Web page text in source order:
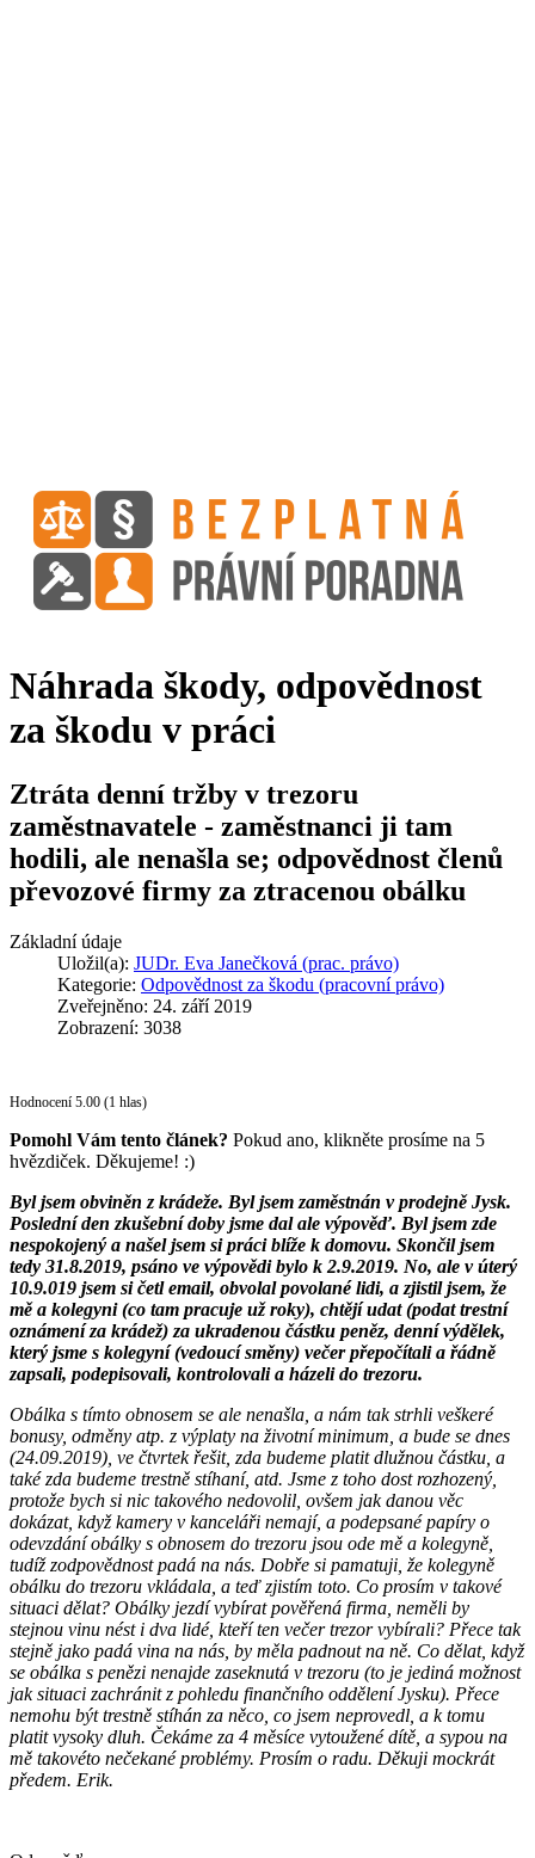
Náhrada škody, odpovědnost
za škodu v práci
Ztráta denní tržby v trezoru
zaměstnavatele - zaměstnanci ji tam
hodili, ale nenašla se; odpovědnost členů
převozové firmy za ztracenou obálku
Základní údaje
Uložil(a): JUDr. Eva Janečková (prac. právo)
Kategorie: Odpovědnost za škodu (pracovní právo)
Zveřejněno: 24. září 2019
Zobrazení: 3038
Hodnocení 5.00 (1 hlas)
Pomohl Vám tento článek? Pokud ano, klikněte prosíme na 5
hvězdiček. Děkujeme! :)
Byl jsem obviněn z krádeže. Byl jsem zaměstnán v prodejně Jysk.
Poslední den zkušební doby jsme dal ale výpověď. Byl jsem zde
nespokojený a našel jsem si práci blíže k domovu. Skončil jsem
tedy 31.8.2019, psáno ve výpovědi bylo k 2.9.2019. No, ale v úterý
10.9.019 jsem si četl email, obvolal povolané lidi, a zjistil jsem, že
mě a kolegyni (co tam pracuje už roky), chtějí udat (podat trestní
oznámení za krádež) za ukradenou částku peněz, denní výdělek,
který jsme s kolegyní (vedoucí směny) večer přepočítali a řádně
zapsali, podepisovali, kontrolovali a házeli do trezoru.
Obálka s tímto obnosem se ale nenašla, a nám tak strhli veškeré
bonusy, odměny atp. z výplaty na životní minimum, a bude se dnes
(24.09.2019), ve čtvrtek řešit, zda budeme platit dlužnou částku, a
také zda budeme trestně stíhaní, atd. Jsme z toho dost rozhozený,
protože bych si nic takového nedovolil, ovšem jak danou věc
dokázat, když kamery v kanceláři nemají, a podepsané papíry o
odevzdání obálky s obnosem do trezoru jsou ode mě a kolegyně,
tudíž zodpovědnost padá na nás. Dobře si pamatuji, že kolegyně
obálku do trezoru vkládala, a teď zjistím toto. Co prosím v takové
situaci dělat? Obálky jezdí vybírat pověřená firma, neměli by
stejnou vinu nést i dva lidé, kteří ten večer trezor vybírali? Přece tak
stejně jako padá vina na nás, by měla padnout na ně. Co dělat, když
se obálka s penězi nenajde zaseknutá v trezoru (to je jediná možnost
jak situaci zachránit z pohledu finančního oddělení Jysku). Přece
nemohu být trestně stíhán za něco, co jsem neprovedl, a k tomu
platit vysoky dluh. Čekáme za 4 měsíce vytoužené dítě, a sypou na
mě takovéto nečekané problémy. Prosím o radu. Děkuji mockrát
předem. Erik.